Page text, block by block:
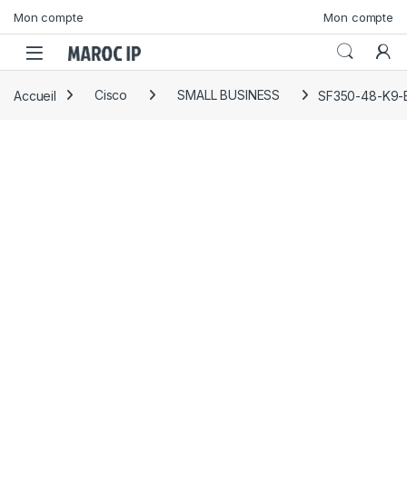
Mon compte Mon compte
Accueil Cisco SMALL BUSINESS SF350-48-K9-